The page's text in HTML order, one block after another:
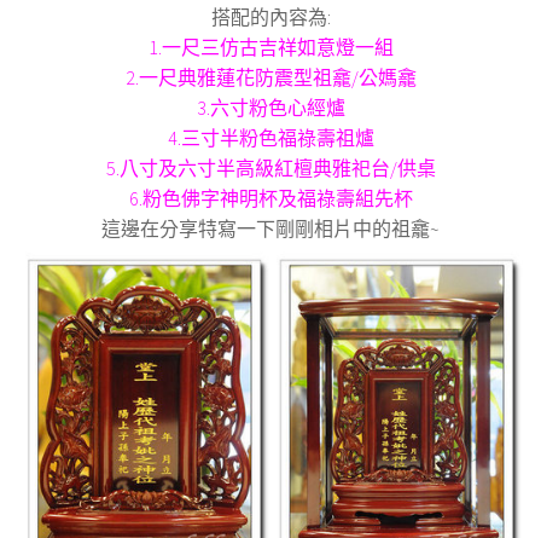
搭配的內容為:
1.一尺三仿古吉祥如意燈一組
2.一尺典雅蓮花防震型祖龕/公媽龕
3.六寸粉色心經爐
4.三寸半粉色福祿壽祖爐
5.八寸及六寸半高級紅檀典雅祀台/供桌
6.粉色佛字神明杯及福祿壽組先杯
這邊在分享特寫一下剛剛相片中的祖龕~